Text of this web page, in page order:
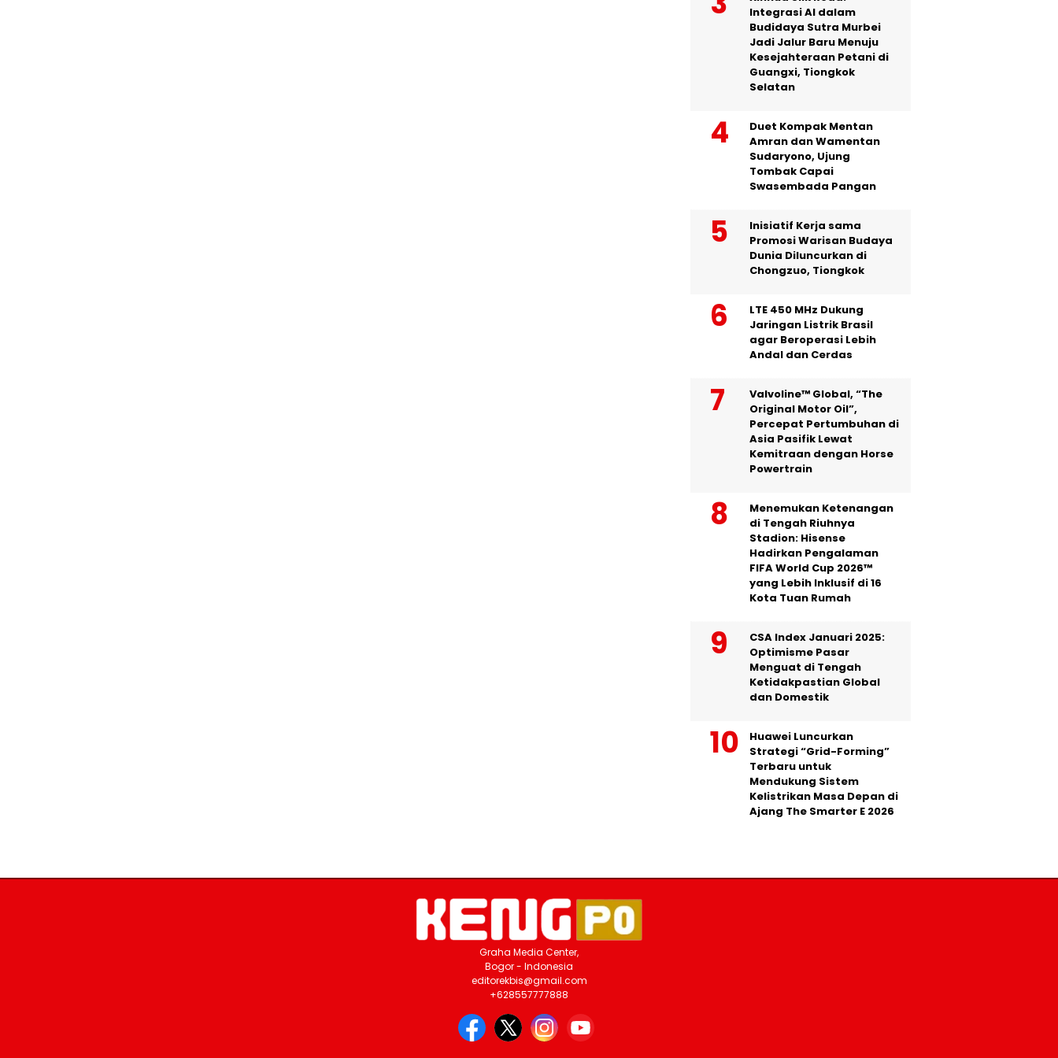
Integrasi AI dalam
Budidaya Sutra Murbei
Jadi Jalur Baru Menuju
Kesejahteraan Petani di
Guangxi, Tiongkok
Selatan
Duet Kompak Mentan
Amran dan Wamentan
Sudaryono, Ujung
Tombak Capai
Swasembada Pangan
Inisiatif Kerja sama
Promosi Warisan Budaya
Dunia Diluncurkan di
Chongzuo, Tiongkok
LTE 450 MHz Dukung
Jaringan Listrik Brasil
agar Beroperasi Lebih
Andal dan Cerdas
Valvoline™ Global, “The
Original Motor Oil”,
Percepat Pertumbuhan di
Asia Pasifik Lewat
Kemitraan dengan Horse
Powertrain
Menemukan Ketenangan
di Tengah Riuhnya
Stadion: Hisense
Hadirkan Pengalaman
FIFA World Cup 2026™
yang Lebih Inklusif di 16
Kota Tuan Rumah
CSA Index Januari 2025:
Optimisme Pasar
Menguat di Tengah
Ketidakpastian Global
dan Domestik
Huawei Luncurkan
Strategi “Grid-Forming”
Terbaru untuk
Mendukung Sistem
Kelistrikan Masa Depan di
Ajang The Smarter E 2026
Graha Media Center,
Bogor - Indonesia
editorekbis@gmail.com
+628557777888